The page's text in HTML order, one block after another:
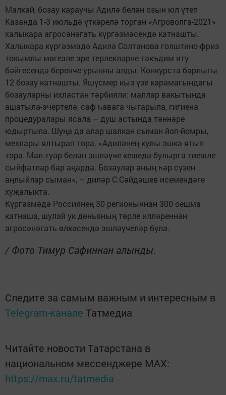
Малкай, бозау караучы Адилә белән озын юл үтеп
Казанда 1-3 июльдә үткәрелә торган «Агроволга-2021»
халыкара агросәнәгать күргәзмәсендә катнашты.
Халыкара күргәзмәдә Адилә Солтанова голштино-фриз
токымлы мөгезле эре терлекләрне тәкъдим итү
бәйгесендә беренче урынны алды. Конкурста барлыгы
12 бозау катнашты. Яшүсмер кыз үзе карамагындагы
бозауларны ихластан тәрбияли: маллар вакытында
ашатыла-эчертелә, саф һавага чыгарыла, гигиена
процедуралары ясала – душ астында тәннәре
юдыртыла. Шуңа да алар шалкан сыман йоп-йомры,
мехлары ялтырап тора. «Адиләнең кулы эшкә ятып
тора. Мал-туар белән эшләүче кешедә булырга тиешле
сыйфатлар бар аңарда. Бозаулар аның һәр сүзен
аңлыйлар сыман», – диләр С.Сәйдәшев исемендәге
хуҗалыкта.
Күргәзмәдә Россиянең 30 регионыннан 300 оешма
катнаша, шулай ук дөньяның төрле илләреннән
агросәнәгать өлкәсендә эшләүчеләр була.
/ Фото Тимур Сафиннан алынды.
Следите за самым важным и интересным в
Telegram-канале Татмедиа
Читайте новости Татарстана в
национальном мессенджере MАХ:
https://max.ru/tatmedia